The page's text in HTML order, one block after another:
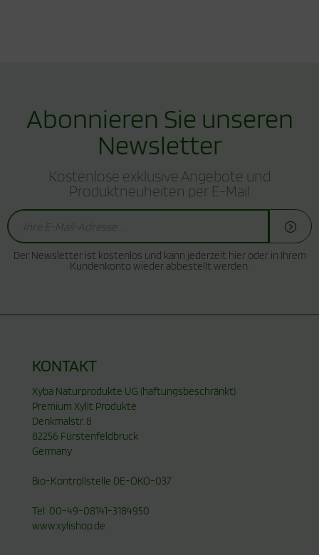
Abonnieren Sie unseren
Newsletter
Kostenlose exklusive Angebote und
Produktneuheiten per E-Mail
Der Newsletter ist kostenlos und kann jederzeit hier oder in Ihrem
Kundenkonto wieder abbestellt werden.
KONTAKT
Xyba Naturprodukte UG (haftungsbeschränkt)
Premium Xylit Produkte
Denkmalstr. 8
82256 Fürstenfeldbruck
Germany
Bio-Kontrollstelle DE-ÖKO-037
Tel: 00-49-08141-3184950
www.xylishop.de